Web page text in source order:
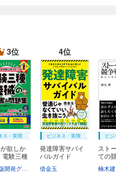
3位
ス・実用
欲しか
電験三種
4位
ビジネス・実用
発達障害サバイ
バルガイド
借金玉
ビ
スト
ての
楠木建